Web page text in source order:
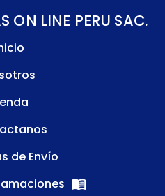
ON LINE PERU SAC.
de Envío